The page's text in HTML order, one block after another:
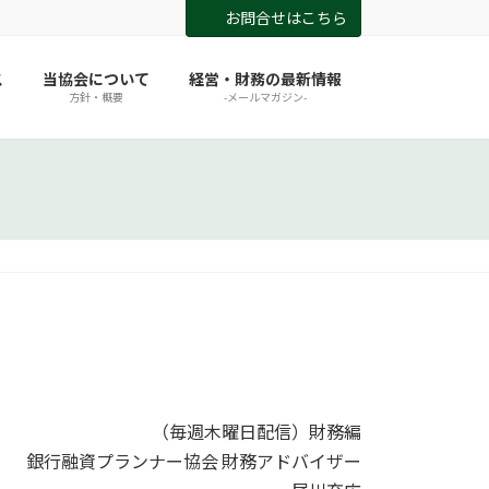
お問合せはこちら
当協会について
方針・概要
経営・財務の最新情報
-メールマガジン-
（毎週木曜日配信）財務編
銀行融資プランナー協会 財務アドバイザー